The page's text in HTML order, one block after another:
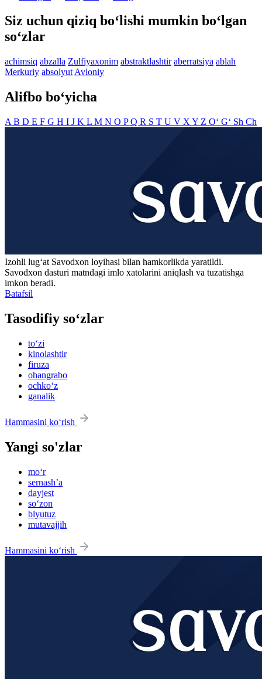
Siz uchun qiziq bo‘lishi mumkin bo‘lgan
so‘zlar
achimsiq abzalla Zulfiyaxonim abstraktlashtir aberratsiya ablah
Merkuriy absolyut Avloniy
Alifbo bo‘yicha
A B D E F G H I J K L M N O PQ R S T U V X Y Z O‘ G‘ Sh Ch
Izohli lugʻat Savodxon loyihasi bilan hamkorlikda yaratildi.
Savodxon dasturi matndagi imlo xatolarini aniqlash va tuzatishga
imkon beradi.
Batafsil
Tasodifiy so‘zlar
to‘zi
kinolashtir
firuza
ohangrabo
ochko‘z
ganalik
Hammasini ko‘rish
Yangi so'zlar
mo‘r
sernash’a
dayjest
so‘zon
blyutuz
mutavajjih
Hammasini ko‘rish